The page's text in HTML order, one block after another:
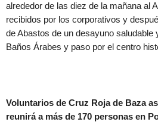
alrededor de las diez de la mañana al
recibidos por los corporativos y
de Abastos de un desayuno saludable
Baños Árabes y paso por el centro
Voluntarios de Cruz Roja de Baza
reunirá a más de 170 personas en